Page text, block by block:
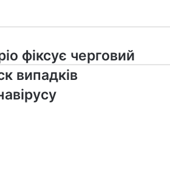
фіксує черговий
випадків